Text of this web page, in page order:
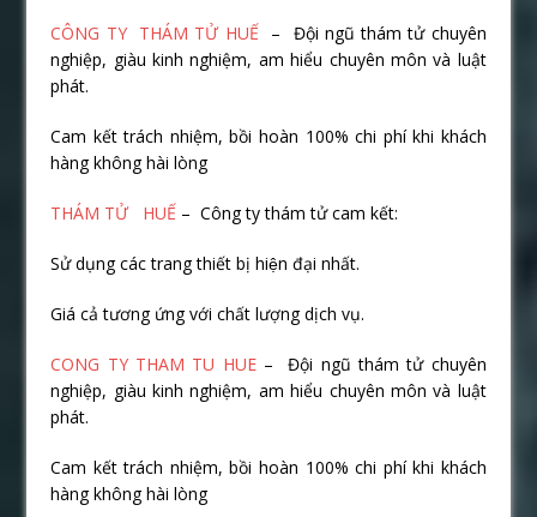
CÔNG TY THÁM TỬ HUẾ
– Đội ngũ thám tử chuyên
nghiệp, giàu kinh nghiệm, am hiểu chuyên môn và luật
phát.
Cam kết trách nhiệm, bồi hoàn 100% chi phí khi khách
hàng không hài lòng
THÁM TỬ HUẾ – Công ty thám tử cam kết:
Sử dụng các trang thiết bị hiện đại nhất.
Giá cả tương ứng với chất lượng dịch vụ.
CONG TY THAM TU HUE– Đội ngũ thám tử chuyên
nghiệp, giàu kinh nghiệm, am hiểu chuyên môn và luật
phát.
Cam kết trách nhiệm, bồi hoàn 100% chi phí khi khách
hàng không hài lòng